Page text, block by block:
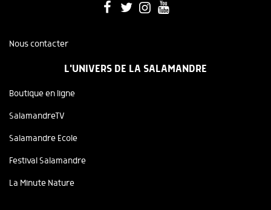
Nous contacter
L'UNIVERS DE LA SALAMANDRE
Boutique en ligne
SalamandreTV
Salamandre Ecole
Festival Salamandre
La Minute Nature